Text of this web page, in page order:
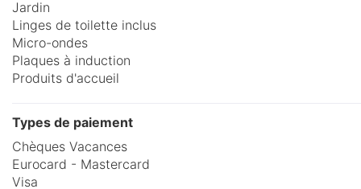
Jardin
Linges de toilette inclus
Micro-ondes
Plaques à induction
Produits d'accueil
Types de paiement
Chèques Vacances
Eurocard - Mastercard
Visa